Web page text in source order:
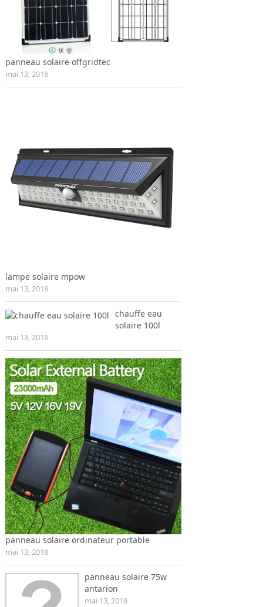
panneau solaire offgridtec
mai 13, 2018
lampe solaire mpow
mai 13, 2018
chauffe eau
solaire 100l
mai 13, 2018
panneau solaire ordinateur portable
mai 13, 2018
panneau solaire 75w
antarion
mai 13, 2018